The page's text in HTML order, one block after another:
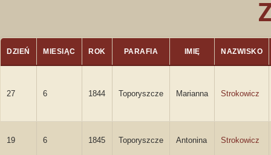
DZIEŃ MIESIĄC ROK PARAFIA IMIĘ NAZWISKO
27 6 1844 Toporyszcze Marianna Strokowicz
19 6 1845 Toporyszcze Antonina Strokowicz